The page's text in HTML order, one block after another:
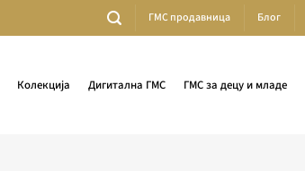
ГМС продавница Блог
Колекција Дигитална ГМС ГМС за децу и младе